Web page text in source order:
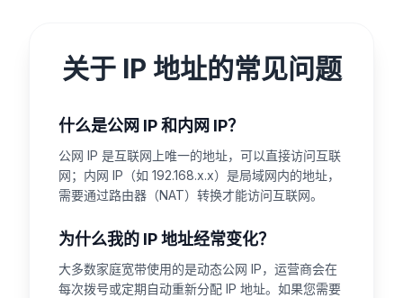
关于 IP 地址的常见问题
什么是公网 IP 和内网 IP？
公网 IP 是互联网上唯一的地址，可以直接访问互联
网；内网 IP（如 192.168.x.x）是局域网内的地址，
需要通过路由器（NAT）转换才能访问互联网。
为什么我的 IP 地址经常变化？
大多数家庭宽带使用的是动态公网 IP，运营商会在
每次拨号或定期自动重新分配 IP 地址。如果您需要